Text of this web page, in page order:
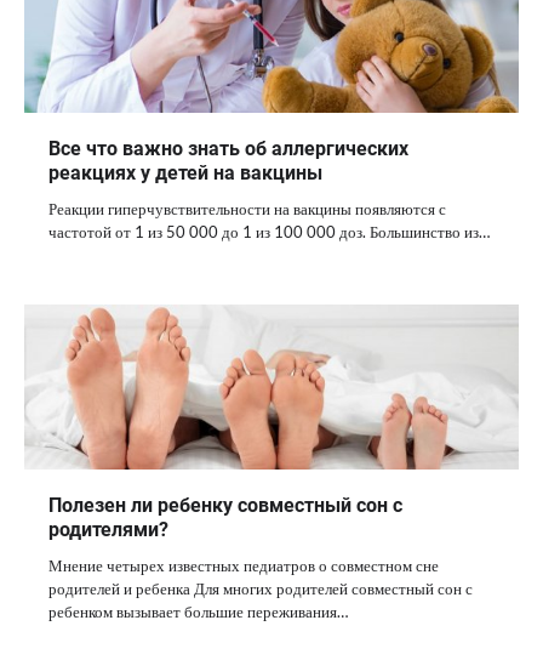
Все что важно знать об аллергических
реакциях у детей на вакцины
Реакции гиперчувствительности на вакцины появляются с
частотой от 1 из 50 000 до 1 из 100 000 доз. Большинство из…
Полезен ли ребенку совместный сон с
родителями?
Мнение четырех известных педиатров о совместном сне
родителей и ребенка Для многих родителей совместный сон с
ребенком вызывает большие переживания…